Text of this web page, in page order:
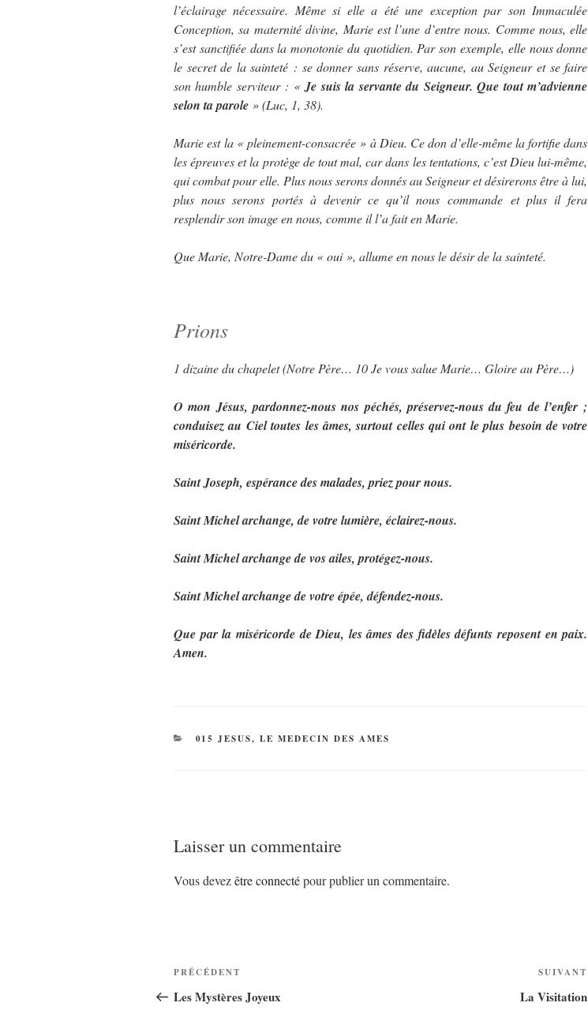
l’éclairage nécessaire. Même si elle a été une exception par son Immaculée
Conception, sa maternité divine, Marie est l’une d’entre nous. Comme nous, elle
s’est sanctifiée dans la monotonie du quotidien. Par son exemple, elle nous donne
le secret de la sainteté : se donner sans réserve, aucune, au Seigneur et se faire
son humble serviteur : « Je suis la servante du Seigneur. Que tout m’advienne
selon ta parole » (Luc, 1, 38).
Marie est la « pleinement-consacrée » à Dieu. Ce don d’elle-même la fortifie dans
les épreuves et la protège de tout mal, car dans les tentations, c’est Dieu lui-même,
qui combat pour elle. Plus nous serons donnés au Seigneur et désirerons être à lui,
plus nous serons portés à devenir ce qu’il nous commande et plus il fera
resplendir son image en nous, comme il l’a fait en Marie.
Que Marie, Notre-Dame du « oui », allume en nous le désir de la sainteté.
Prions
1 dizaine du chapelet (Notre Père… 10 Je vous salue Marie… Gloire au Père…)
O mon Jésus, pardonnez-nous nos péchés, préservez-nous du feu de l’enfer ;
conduisez au Ciel toutes les âmes, surtout celles qui ont le plus besoin de votre
miséricorde.
Saint Joseph, espérance des malades, priez pour nous.
Saint Michel archange, de votre lumière, éclairez-nous.
Saint Michel archange de vos ailes, protégez-nous.
Saint Michel archange de votre épée, défendez-nous.
Que par la miséricorde de Dieu, les âmes des fidèles défunts reposent en paix.
Amen.
CATÉGORIES
015 JESUS, LE MEDECIN DES AMES
Laisser un commentaire
Vous devezêtre connectépour publier un commentaire.
Navigation
de
Article
précédent
PRÉCÉDENT
Les Mystères Joyeux
SUIVANT
La Visitation